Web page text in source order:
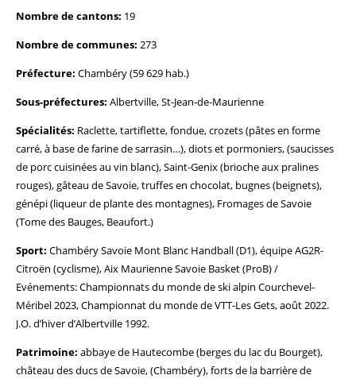
Nombre de cantons: 19
Nombre de communes: 273
Préfecture: Chambéry (59 629 hab.)
Sous-préfectures: Albertville, St-Jean-de-Maurienne
Spécialités: Raclette, tartiflette, fondue, crozets (pâtes en forme
carré, à base de farine de sarrasin…), diots et pormoniers, (saucisses
de porc cuisinées au vin blanc), Saint-Genix (brioche aux pralines
rouges), gâteau de Savoie, truffes en chocolat, bugnes (beignets),
génépi (liqueur de plante des montagnes), Fromages de Savoie
(Tome des Bauges, Beaufort.)
Sport: Chambéry Savoie Mont Blanc Handball (D1), équipe AG2R-
Citroën (cyclisme), Aix Maurienne Savoie Basket (ProB) /
Evénements: Championnats du monde de ski alpin Courchevel-
Méribel 2023, Championnat du monde de VTT-Les Gets, août 2022.
J.O. d’hiver d’Albertville 1992.
Patrimoine: abbaye de Hautecombe (berges du lac du Bourget),
château des ducs de Savoie, (Chambéry), forts de la barrière de